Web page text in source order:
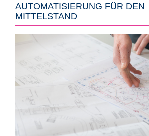
AUTOMATISIERUNG FÜR DEN
MITTELSTAND